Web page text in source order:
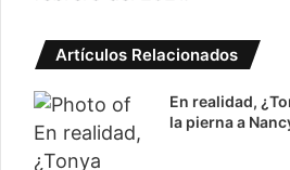
Artículos Relacionados
En realidad,
la pierna a